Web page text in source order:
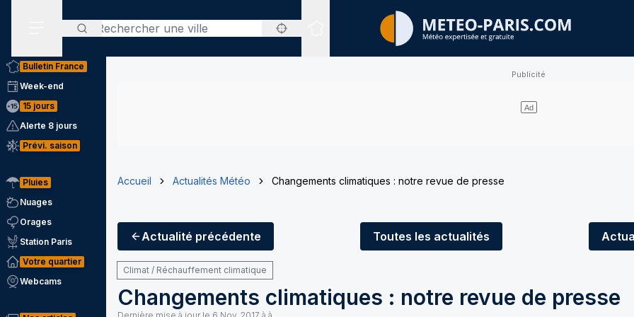
Rechercher
Sites expertisés
Bulletin France
Week-end
15 jours
Alerte 8 jours
Prévi. saison
Pluies
Nuages
Orages
Station Paris
Votre quartier
Webcams
Accueil Actualités Météo Changements climatiques : notre revue de presse
Actualité précédente Toutes les actualités
Climat / Réchauffement climatique
Changements climatiques : notre revue de presse